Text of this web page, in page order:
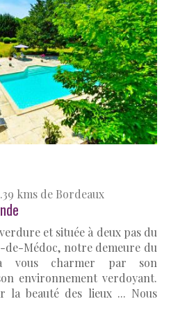
kms de Bordeaux
et située à deux pas du
de-Médoc, notre demeure du
vous charmer par son
environnement verdoyant.
la beauté des lieux ... Nous